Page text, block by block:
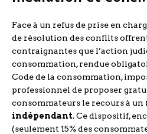
Face à un refus de prise en
de résolution des conflits
contraignantes que l’action
consommation, rendue
Code de la consommation,
professionnel de proposer
consommateurs le recours à un
indépendant. Ce dispositif,
(seulement 15% des